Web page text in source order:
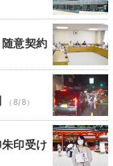
意契約
（8/8）
印受け